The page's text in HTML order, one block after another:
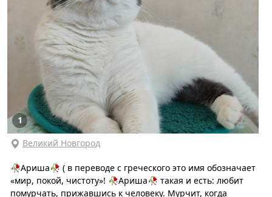
1
Великий Новгород
🥀Ариша🥀 ( в переводе с греческого это имя обозначает
«мир, покой, чистоту»! 🥀Ариша🥀 такая и есть: любит
помурчать, прижавшись к человеку. Мурчит, когда